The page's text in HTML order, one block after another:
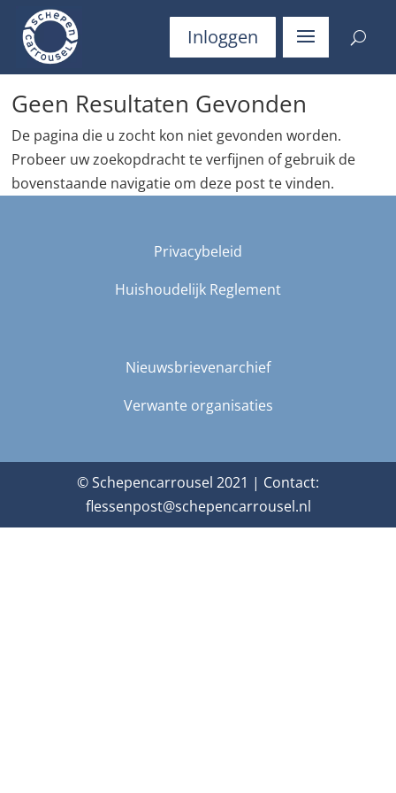
Inloggen
Geen Resultaten Gevonden
De pagina die u zocht kon niet gevonden worden.
Probeer uw zoekopdracht te verfijnen of gebruik de
bovenstaande navigatie om deze post te vinden.
Privacybeleid
Huishoudelijk Reglement
Nieuwsbrievenarchief
Verwante organisaties
© Schepencarrousel 2021 | Contact:
flessenpost@schepencarrousel.nl